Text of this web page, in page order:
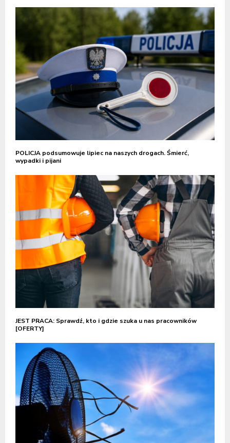
POLICJA podsumowuje lipiec na naszych drogach. Śmierć,
wypadki i pijani
JEST PRACA: Sprawdź, kto i gdzie szuka u nas pracowników
[OFERTY]